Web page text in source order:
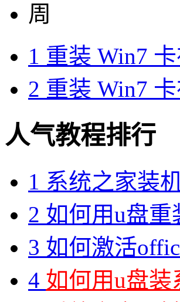
周
1 重装 Win7
2 重装 Win7
人气教程排行
1 系统之家装
2 如何用u盘
3 如何激活
4 如何用u盘